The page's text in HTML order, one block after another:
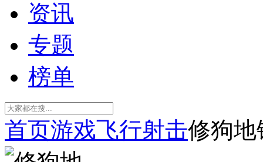
资讯
专题
榜单
首页游戏飞行射击修狗地